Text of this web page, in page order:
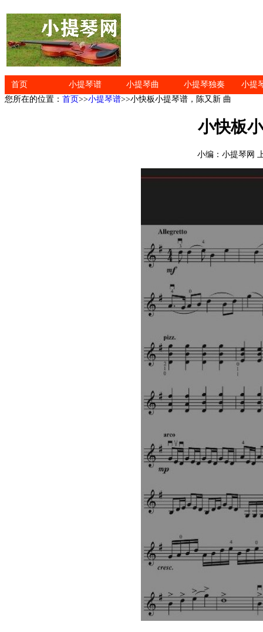
首页 小提琴谱 小提琴曲 小提琴独奏
小提
您所在的位置： 首页>>小提琴谱>>小快板小提琴谱，陈又新 曲
小快板
小编：小提琴网